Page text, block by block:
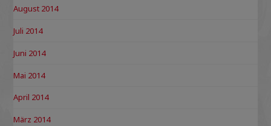
August 2014
Juli 2014
Juni 2014
Mai 2014
April 2014
März 2014